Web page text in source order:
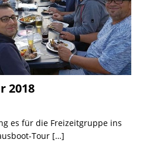
2018
es für die Freizeitgruppe ins
Tour […]